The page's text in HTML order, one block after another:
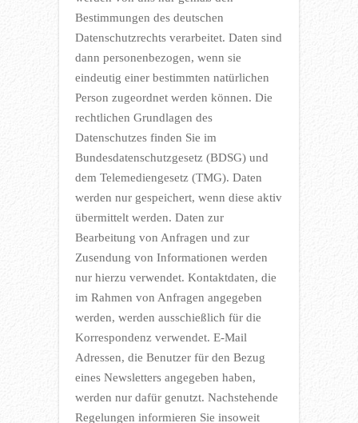
Bestimmungen des deutschen
Datenschutzrechts verarbeitet. Daten sind
dann personenbezogen, wenn sie
eindeutig einer bestimmten natürlichen
Person zugeordnet werden können. Die
rechtlichen Grundlagen des
Datenschutzes finden Sie im
Bundesdatenschutzgesetz (BDSG) und
dem Telemediengesetz (TMG). Daten
werden nur gespeichert, wenn diese aktiv
übermittelt werden. Daten zur
Bearbeitung von Anfragen und zur
Zusendung von Informationen werden
nur hierzu verwendet. Kontaktdaten, die
im Rahmen von Anfragen angegeben
werden, werden ausschießlich für die
Korrespondenz verwendet. E-Mail
Adressen, die Benutzer für den Bezug
eines Newsletters angegeben haben,
werden nur dafür genutzt. Nachstehende
Regelungen informieren Sie insoweit